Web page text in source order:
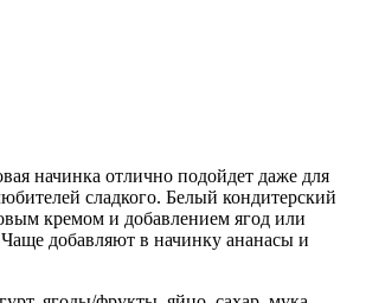
начинка отлично подойдет даже для
сладкого. Белый кондитерский
кремом и добавлением ягод или
добавляют в начинку ананасы и